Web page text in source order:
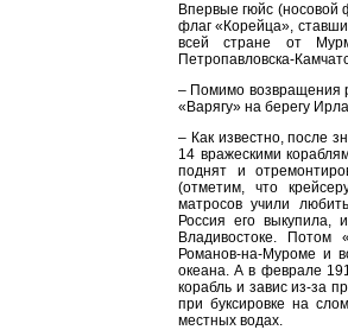
Впервые гюйс (носовой
флаг «Корейца»,
всей стране от
Петропавловска-
– Помимо возвращения
«Варягу» на берегу
– Как известно, после
14 вражескими
поднят и
(отметим, что
матросов учили
Россия его выкупила,
Владивостоке.
Романов-на-Муроме и
океана. А в феврале
корабль и завис из-за
при буксировке на
местных водах.